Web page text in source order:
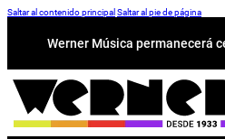
Saltar al contenido principal Saltar al pie de página
Werner Música permanecerá